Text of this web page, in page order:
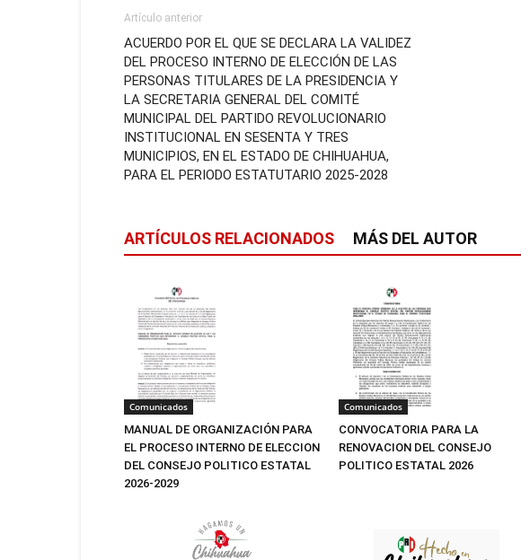
Artículo anterior
ACUERDO POR EL QUE SE DECLARA LA VALIDEZ
DEL PROCESO INTERNO DE ELECCIÓN DE LAS
PERSONAS TITULARES DE LA PRESIDENCIA Y
LA SECRETARIA GENERAL DEL COMITÉ
MUNICIPAL DEL PARTIDO REVOLUCIONARIO
INSTITUCIONAL EN SESENTA Y TRES
MUNICIPIOS, EN EL ESTADO DE CHIHUAHUA,
PARA EL PERIODO ESTATUTARIO 2025-2028
ARTÍCULOS RELACIONADOS MÁS DEL AUTOR
Comunicados
MANUAL DE ORGANIZACIÓN PARA
EL PROCESO INTERNO DE ELECCION
DEL CONSEJO POLITICO ESTATAL
2026-2029
Comunicados
CONVOCATORIA PARA LA
RENOVACION DEL CONSEJO
POLITICO ESTATAL 2026